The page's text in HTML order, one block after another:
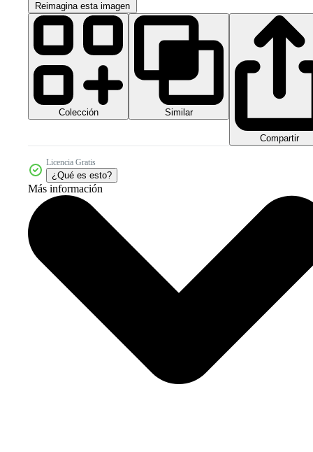
Reimagina esta imagen
Colección Similar
Compartir
Licencia Gratis
¿Qué es esto?
Más información